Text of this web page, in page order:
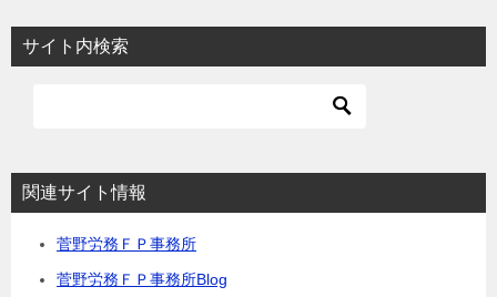
サイト内検索
関連サイト情報
菅野労務ＦＰ事務所
菅野労務ＦＰ事務所Blog